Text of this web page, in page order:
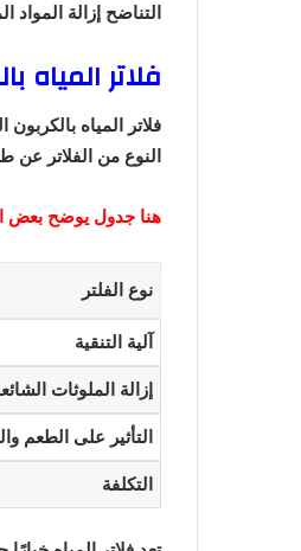
التناضح إزالة
فلاتر المياه
فلاتر المياه
النوع من الفلاتر عن
هنا جدول يوضح بعض
نوع الفلتر
آلية التنقية
إزالة الملوثات
التأثير على الطعم
التكلفة